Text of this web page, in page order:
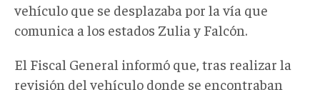
vehículo que se desplazaba por la vía que
comunica a los estados Zulia y Falcón.
El Fiscal General informó que, tras realizar la
revisión del vehículo donde se encontraban